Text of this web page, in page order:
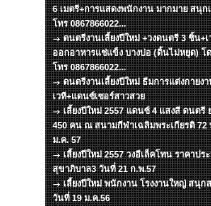
6 เมตรี+การแสดงพนักงาน มากมาย สนุก
โทร 0867866022...
ดนตรีงานเลี้ยงปีใหม่ +วงดนตรี 3 ชิ้น+
ออกอาหารแช่แข็ง บางบ่อ (ดิ้นไม่หยุด) โ
โทร 0867866022...
ดนตรีงานเลี้ยงปีใหม่ ธีมการแต่งกายง
เวที+แดนซ์เซอร์สาวสวย
เลี้ยงปีใหม่ 2557 แดนซ์ 4 แสงสี ดนตรี
450 คน ณ สนามกีฬาเฉลิมพระเกียรติ 72
ม.ค. 57
เลี้ยงปีใหม่ 2557 วงอีเล็คโทน ราคาปร
สุขาภิบาล3 วันที่ 21 ก.พ.57
เลี้ยงปีใหม่ พนักงาน โรงงานใหญ่ สนุก
วันที่ 19 ม.ค.56